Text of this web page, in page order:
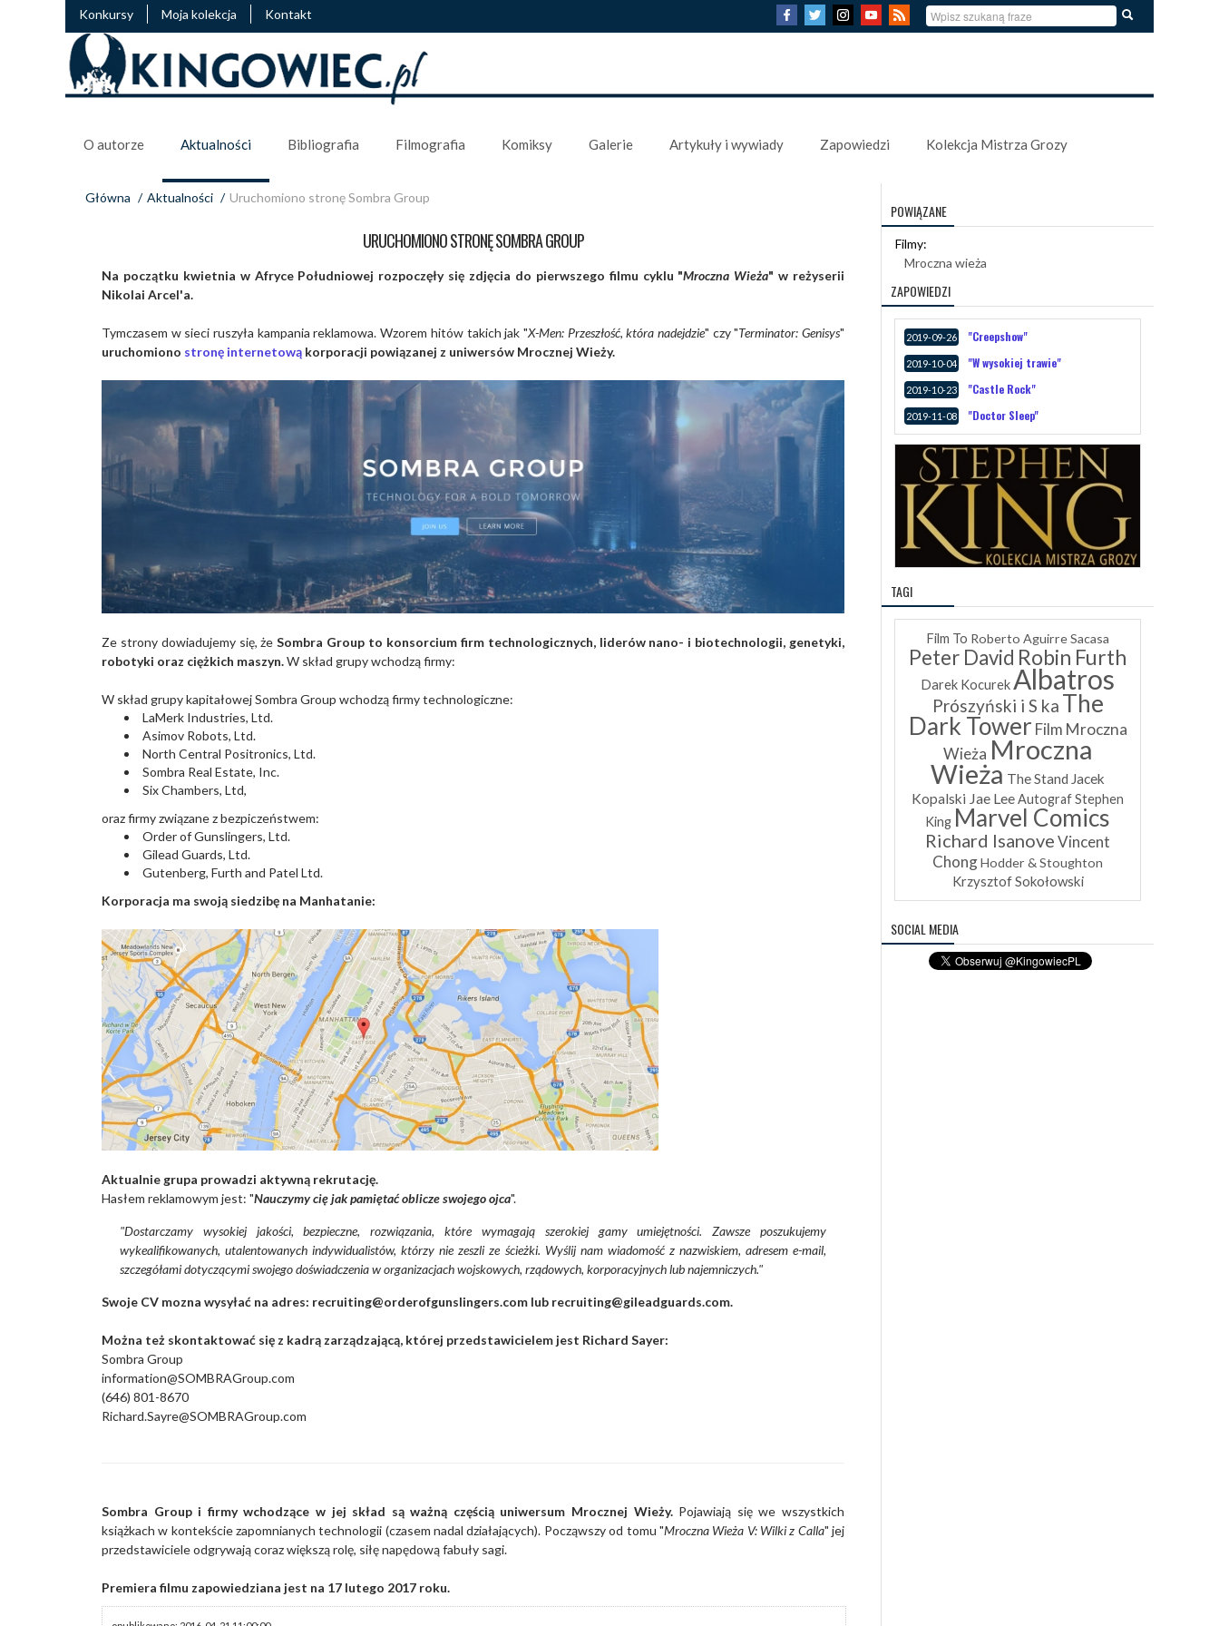
Konkursy Moja kolekcja Kontakt
O autorze Aktualności Bibliografia Filmografia Komiksy Galerie Artykuły i wywiady Zapowiedzi Kolekcja Mistrza Grozy
Główna / Aktualności / Uruchomiono stronę Sombra Group
URUCHOMIONO STRONĘ SOMBRA GROUP
Na początku kwietnia w Afryce Południowej rozpoczęły się zdjęcia do pierwszego filmu cyklu "Mroczna Wieża" w reżyserii
Nikolai Arcel'a.
Tymczasem w sieci ruszyła kampania reklamowa. Wzorem hitów takich jak "X-Men: Przeszłość, która nadejdzie" czy "Terminator: Genisys"
uruchomiono stronę internetową korporacji powiązanej z uniwersów Mrocznej Wieży.
Ze strony dowiadujemy się, że Sombra Group to konsorcium firm technologicznych, liderów nano- i biotechnologii, genetyki,
robotyki oraz ciężkich maszyn.W skład grupy wchodzą firmy:
W skład grupy kapitałowej Sombra Group wchodzą firmy technologiczne:
LaMerk Industries, Ltd.
Asimov Robots, Ltd.
North Central Positronics, Ltd.
Sombra Real Estate, Inc.
Six Chambers, Ltd,
oraz firmy związane z bezpiczeństwem:
Order of Gunslingers, Ltd.
Gilead Guards, Ltd.
Gutenberg, Furth and Patel Ltd.
Korporacja ma swoją siedzibę na Manhatanie:
Aktualnie grupa prowadzi aktywną rekrutację.
Hasłem reklamowym jest: "Nauczymy cię jak pamiętać oblicze swojego ojca".
"Dostarczamy wysokiej jakości, bezpieczne, rozwiązania, które wymagają szerokiej gamy umiejętności. Zawsze poszukujemy
wykealifikowanych, utalentowanych indywidualistów, którzy nie zeszli ze ścieżki. Wyślij nam wiadomość z nazwiskiem, adresem e-mail,
szczegółami dotyczącymi swojego doświadczenia w organizacjach wojskowych, rządowych, korporacyjnych lub najemniczych."
Swoje CV mozna wysyłać na adres: recruiting@orderofgunslingers.com lub recruiting@gileadguards.com.
Można też skontaktować się z kadrą zarządzającą, której przedstawicielem jest Richard Sayer:
Sombra Group
information@SOMBRAGroup.com
(646) 801-8670
Richard.Sayre@SOMBRAGroup.com
Sombra Group i firmy wchodzące w jej skład są ważną częścią uniwersum Mrocznej Wieży.Pojawiają się we wszystkich
książkach w kontekście zapomnianych technologii (czasem nadal działających). Począwszy od tomu "Mroczna Wieża V: Wilki z Calla" jej
przedstawiciele odgrywają coraz większą rolę, siłę napędową fabuły sagi.
Premiera filmu zapowiedziana jest na 17 lutego 2017 roku.
POWIĄZANE
Filmy:
Mroczna wieża
ZAPOWIEDZI
2019-09-26 "Creepshow"
2019-10-04 "W wysokiej trawie"
2019-10-23 "Castle Rock"
2019-11-08 "Doctor Sleep"
TAGI
Film To Roberto Aguirre Sacasa
Peter David Robin Furth
Darek Kocurek Albatros
Prószyński i S ka The
Dark Tower Film Mroczna
Wieża Mroczna
Wieża The Stand Jacek
Kopalski Jae LeeAutografStephen
King Marvel Comics
Richard IsanoveVincent
ChongHodder & Stoughton
Krzysztof Sokołowski
SOCIAL MEDIA